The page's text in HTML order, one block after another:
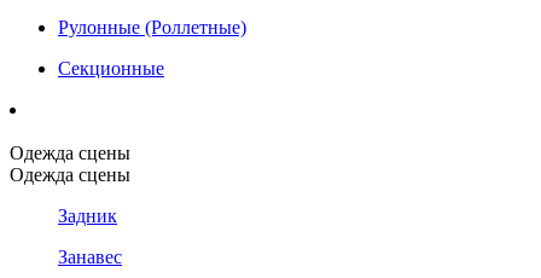
Рулонные (Роллетные)
Секционные
Одежда сцены
Одежда сцены
Задник
Занавес